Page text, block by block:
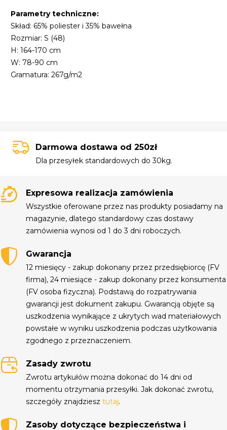
Parametry techniczne:
Skład: 65% poliester i 35% bawełna
Rozmiar: S (48)
H: 164-170 cm
W: 78-90 cm
Gramatura: 267g/m2
Darmowa dostawa od 250zł
Dla przesyłek standardowych do 30kg.
Expresowa realizacja zamówienia
Wszystkie oferowane przez nas produkty posiadamy na
magazynie, dlatego standardowy czas dostawy
zamówienia wynosi od 1 do 3 dni roboczych.
Gwarancja
12 miesięcy - zakup dokonany przez przedsiębiorcę (FV
firma), 24 miesiące - zakup dokonany przez konsumenta
(FV osoba fizyczna). Podstawą do rozpatrywania
gwarancji jest dokument zakupu. Gwarancją objęte są
uszkodzenia wynikające z ukrytych wad materiałowych
powstałe w wyniku uszkodzenia podczas użytkowania
zgodnego z przeznaczeniem.
Zasady zwrotu
Zwrotu artykułów można dokonać do 14 dni od
momentu otrzymania przesyłki. Jak dokonać zwrotu,
szczegóły znajdziesztutaj.
Zasoby dotyczące bezpieczeństwa i